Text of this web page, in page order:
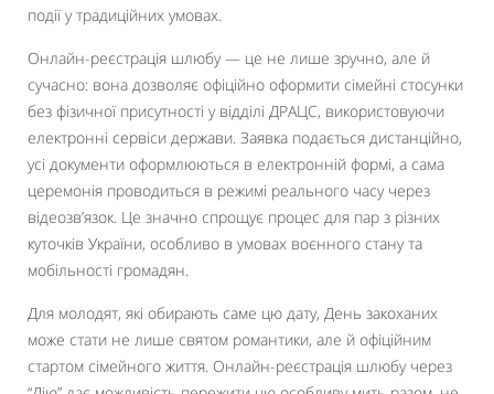
події у традиційних умовах.
Онлайн-реєстрація шлюбу — це не лише зручно, але й
сучасно: вона дозволяє офіційно оформити сімейні стосунки
без фізичної присутності у відділі ДРАЦС, використовуючи
електронні сервіси держави. Заявка подається дистанційно,
усі документи оформлюються в електронній формі, а сама
церемонія проводиться в режимі реального часу через
відеозв’язок. Це значно спрощує процес для пар з різних
куточків України, особливо в умовах воєнного стану та
мобільності громадян.
Для молодят, які обирають саме цю дату, День закоханих
може стати не лише святом романтики, але й офіційним
стартом сімейного життя. Онлайн-реєстрація шлюбу через